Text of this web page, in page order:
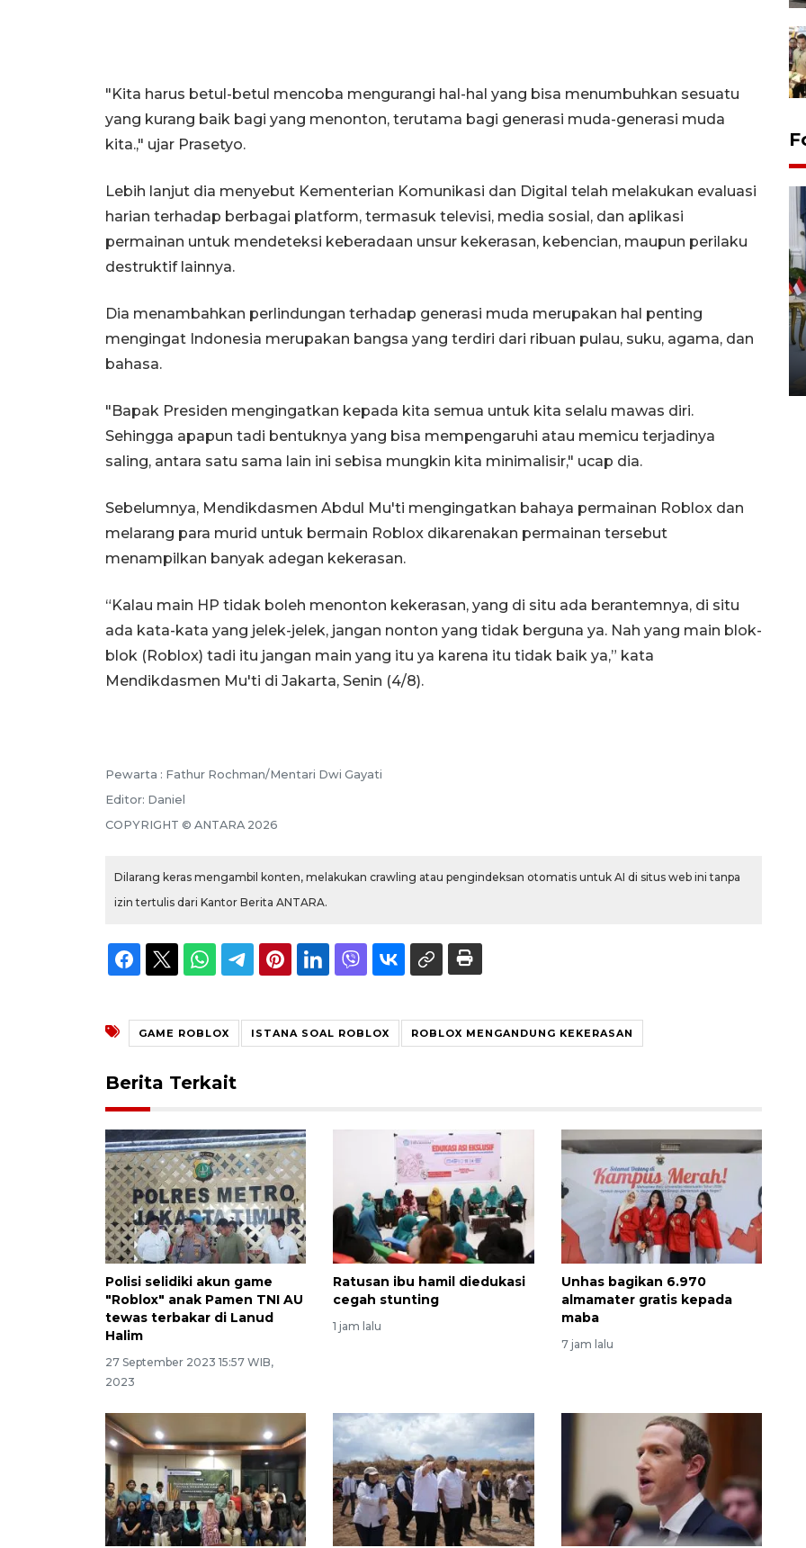
"Kita harus betul-betul mencoba mengurangi hal-hal yang bisa menumbuhkan sesuatu
yang kurang baik bagi yang menonton, terutama bagi generasi muda-generasi muda
kita.," ujar Prasetyo.
Lebih lanjut dia menyebut Kementerian Komunikasi dan Digital telah melakukan evaluasi
harian terhadap berbagai platform, termasuk televisi, media sosial, dan aplikasi
permainan untuk mendeteksi keberadaan unsur kekerasan, kebencian, maupun perilaku
destruktif lainnya.
Dia menambahkan perlindungan terhadap generasi muda merupakan hal penting
mengingat Indonesia merupakan bangsa yang terdiri dari ribuan pulau, suku, agama, dan
bahasa.
"Bapak Presiden mengingatkan kepada kita semua untuk kita selalu mawas diri.
Sehingga apapun tadi bentuknya yang bisa mempengaruhi atau memicu terjadinya
saling, antara satu sama lain ini sebisa mungkin kita minimalisir," ucap dia.
Sebelumnya, Mendikdasmen Abdul Mu'ti mengingatkan bahaya permainan Roblox dan
melarang para murid untuk bermain Roblox dikarenakan permainan tersebut
menampilkan banyak adegan kekerasan.
“Kalau main HP tidak boleh menonton kekerasan, yang di situ ada berantemnya, di situ
ada kata-kata yang jelek-jelek, jangan nonton yang tidak berguna ya. Nah yang main blok-
blok (Roblox) tadi itu jangan main yang itu ya karena itu tidak baik ya,” kata
Mendikdasmen Mu'ti di Jakarta, Senin (4/8).
Pewarta : Fathur Rochman/Mentari Dwi Gayati
Editor: Daniel
COPYRIGHT © ANTARA 2026
Dilarang keras mengambil konten, melakukan crawling atau pengindeksan otomatis untuk AI di situs web ini tanpa
izin tertulis dari Kantor Berita ANTARA.
GAME ROBLOX ISTANA SOAL ROBLOX ROBLOX MENGANDUNG KEKERASAN
Berita Terkait
Polisi selidiki akun game
"Roblox" anak Pamen TNI AU
tewas terbakar di Lanud
Halim
27 September 2023 15:57 WIB,
2023
Ratusan ibu hamil diedukasi
cegah stunting
1 jam lalu
Unhas bagikan 6.970
almamater gratis kepada
maba
7 jam lalu
FOTO - Kirab memperingati
HUT ke-80 Raja Keraton
Yogyakarta